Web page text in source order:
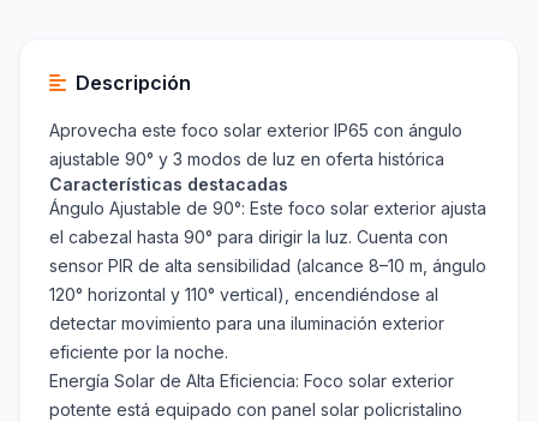
Descripción
Aprovecha este foco solar exterior IP65 con ángulo
ajustable 90° y 3 modos de luz en oferta histórica
Características destacadas
Ángulo Ajustable de 90°: Este foco solar exterior ajusta
el cabezal hasta 90° para dirigir la luz. Cuenta con
sensor PIR de alta sensibilidad (alcance 8–10 m, ángulo
120° horizontal y 110° vertical), encendiéndose al
detectar movimiento para una iluminación exterior
eficiente por la noche.
Energía Solar de Alta Eficiencia: Foco solar exterior
potente está equipado con panel solar policristalino